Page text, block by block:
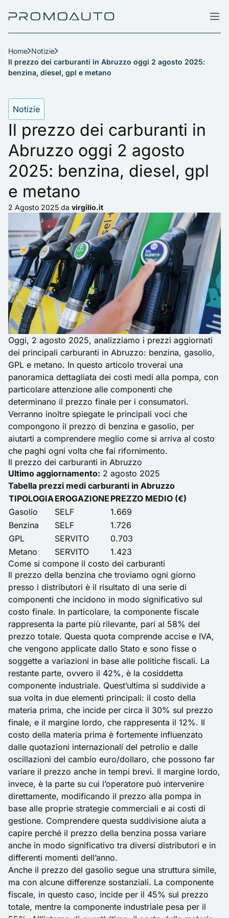
Home Notizie
Il prezzo dei carburanti in Abruzzo oggi 2 agosto 2025:
benzina, diesel, gpl e metano
Notizie
Il prezzo dei carburanti in
Abruzzo oggi 2 agosto
2025: benzina, diesel, gpl
e metano
2 Agosto 2025 da virgilio.it
Oggi, 2 agosto 2025, analizziamo i prezzi aggiornati
dei principali carburanti in Abruzzo: benzina, gasolio,
GPL e metano. In questo articolo troverai una
panoramica dettagliata dei costi medi alla pompa, con
particolare attenzione alle componenti che
determinano il prezzo finale per i consumatori.
Verranno inoltre spiegate le principali voci che
compongono il prezzo di benzina e gasolio, per
aiutarti a comprendere meglio come si arriva al costo
che paghi ogni volta che fai rifornimento.
Il prezzo dei carburanti in Abruzzo
Ultimo aggiornamento: 2 agosto 2025
Tabella prezzi medi carburanti in Abruzzo
TIPOLOGIAEROGAZIONE PREZZO MEDIO (€)
Gasolio
SELF
1.669
Benzina
SELF
1.726
GPL
SERVITO
0.703
Metano
SERVITO
1.423
Come si compone il costo dei carburanti
Il prezzo della benzina che troviamo ogni giorno
presso i distributori è il risultato di una serie di
componenti che incidono in modo significativo sul
costo finale. In particolare, la componente fiscale
rappresenta la parte più rilevante, pari al 58% del
prezzo totale. Questa quota comprende accise e IVA,
che vengono applicate dallo Stato e sono fisse o
soggette a variazioni in base alle politiche fiscali. La
restante parte, ovvero il 42%, è la cosiddetta
componente industriale. Quest’ultima si suddivide a
sua volta in due elementi principali: il costo della
materia prima, che incide per circa il 30% sul prezzo
finale, e il margine lordo, che rappresenta il 12%. Il
costo della materia prima è fortemente influenzato
dalle quotazioni internazionali del petrolio e dalle
oscillazioni del cambio euro/dollaro, che possono far
variare il prezzo anche in tempi brevi. Il margine lordo,
invece, è la parte su cui l’operatore può intervenire
direttamente, modificando il prezzo alla pompa in
base alle proprie strategie commerciali e ai costi di
gestione. Comprendere questa suddivisione aiuta a
capire perché il prezzo della benzina possa variare
anche in modo significativo tra diversi distributori e in
differenti momenti dell’anno.
Anche il prezzo del gasolio segue una struttura simile,
ma con alcune differenze sostanziali. La componente
fiscale, in questo caso, incide per il 45% sul prezzo
totale, mentre la componente industriale pesa per il